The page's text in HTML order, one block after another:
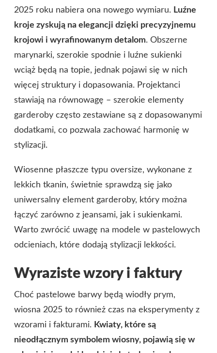
2025 roku nabiera ona nowego wymiaru. Luźne
kroje zyskują na elegancji dzięki precyzyjnemu
krojowi i wyrafinowanym detalom. Obszerne
marynarki, szerokie spodnie i luźne sukienki
wciąż będą na topie, jednak pojawi się w nich
więcej struktury i dopasowania. Projektanci
stawiają na równowagę – szerokie elementy
garderoby często zestawiane są z dopasowanymi
dodatkami, co pozwala zachować harmonię w
stylizacji.
Wiosenne płaszcze typu oversize, wykonane z
lekkich tkanin, świetnie sprawdzą się jako
uniwersalny element garderoby, który można
łączyć zarówno z jeansami, jak i sukienkami.
Warto zwrócić uwagę na modele w pastelowych
odcieniach, które dodają stylizacji lekkości.
Wyraziste wzory i faktury
Choć pastelowe barwy będą wiodły prym,
wiosna 2025 to również czas na eksperymenty z
wzorami i fakturami. Kwiaty, które są
nieodłącznym symbolem wiosny, pojawią się w